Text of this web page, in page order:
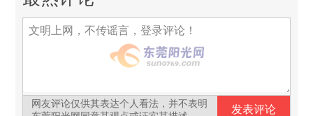
网友评论仅供其表达个人看法，并不表明